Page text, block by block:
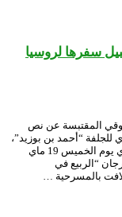
سفرها لروسيا
المقتبسة عن نص
“أحمد بن بوزيد”،
رحالها بالمسرح الوطني الجزائري محي الدين بشطارزي يوم الخميس 19 ماي
“الربيع في